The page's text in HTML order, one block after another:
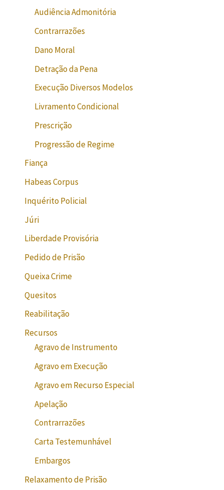
Audiência Admonitória
Contrarrazões
Dano Moral
Detração da Pena
Execução Diversos Modelos
Livramento Condicional
Prescrição
Progressão de Regime
Fiança
Habeas Corpus
Inquérito Policial
Júri
Liberdade Provisória
Pedido de Prisão
Queixa Crime
Quesitos
Reabilitação
Recursos
Agravo de Instrumento
Agravo em Execução
Agravo em Recurso Especial
Apelação
Contrarrazões
Carta Testemunhável
Embargos
Relaxamento de Prisão